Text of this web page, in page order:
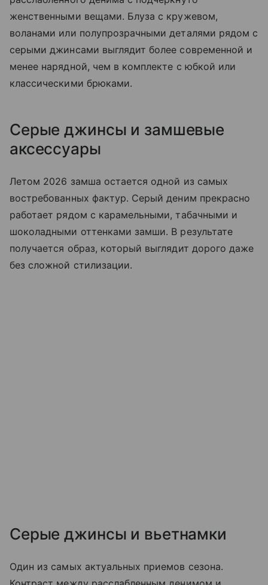
женственными вещами. Блуза с кружевом,
воланами или полупрозрачными деталями рядом с
серыми джинсами выглядит более современной и
менее нарядной, чем в комплекте с юбкой или
классическими брюками.
Серые джинсы и замшевые
аксессуары
Летом 2026 замша остается одной из самых
востребованных фактур. Серый деним прекрасно
работает рядом с карамельными, табачными и
шоколадными оттенками замши. В результате
получается образ, который выглядит дорого даже
без сложной стилизации.
Серые джинсы и вьетнамки
Один из самых актуальных приемов сезона.